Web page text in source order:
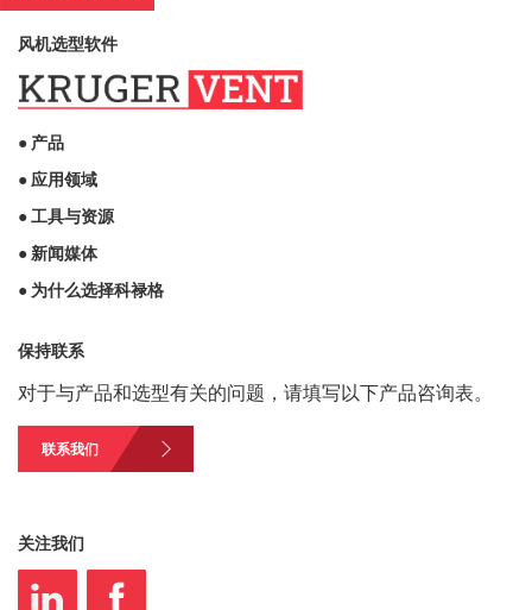
风机选型软件
● 产品
● 应用领域
● 工具与资源
● 新闻媒体
● 为什么选择科禄格
保持联系
对于与产品和选型有关的问题，请填写以下产品咨询表。
联系我们
关注我们